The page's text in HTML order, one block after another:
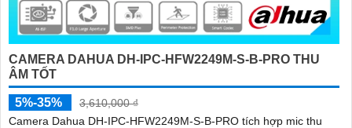
CAMERA DAHUA DH-IPC-HFW2249M-S-B-PRO THU
ÂM TỐT
5%-35%
3,610,000 ₫
Camera Dahua DH-IPC-HFW2249M-S-B-PRO tích hợp mic thu